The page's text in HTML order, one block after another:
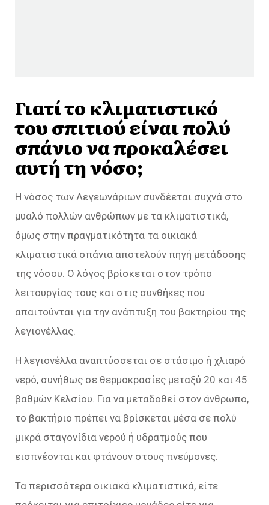
Γιατί το κλιματιστικό
του σπιτιού είναι πολύ
σπάνιο να προκαλέσει
αυτή τη νόσο;
Η νόσος των Λεγεωνάριων συνδέεται συχνά στο
μυαλό πολλών ανθρώπων με τα κλιματιστικά,
όμως στην πραγματικότητα τα οικιακά
κλιματιστικά σπάνια αποτελούν πηγή μετάδοσης
της νόσου. Ο λόγος βρίσκεται στον τρόπο
λειτουργίας τους και στις συνθήκες που
απαιτούνται για την ανάπτυξη του βακτηρίου της
λεγιονέλλας.
Η λεγιονέλλα αναπτύσσεται σε στάσιμο ή χλιαρό
νερό, συνήθως σε θερμοκρασίες μεταξύ 20 και 45
βαθμών Κελσίου. Για να μεταδοθεί στον άνθρωπο,
το βακτήριο πρέπει να βρίσκεται μέσα σε πολύ
μικρά σταγονίδια νερού ή υδρατμούς που
εισπνέονται και φτάνουν στους πνεύμονες.
Τα περισσότερα οικιακά κλιματιστικά, είτε